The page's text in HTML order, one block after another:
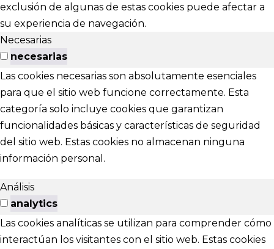
exclusión de algunas de estas cookies puede afectar a
su experiencia de navegación.
Necesarias
necesarias
Las cookies necesarias son absolutamente esenciales
para que el sitio web funcione correctamente. Esta
categoría solo incluye cookies que garantizan
funcionalidades básicas y características de seguridad
del sitio web. Estas cookies no almacenan ninguna
información personal.
Análisis
analytics
Las cookies analíticas se utilizan para comprender cómo
interactúan los visitantes con el sitio web. Estas cookies